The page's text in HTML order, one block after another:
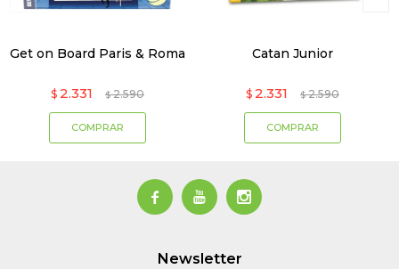
Get on Board Paris & Roma
$ 2.331 $ 2.590
Catan Junior
$ 2.331 $ 2.590
  
Newsletter